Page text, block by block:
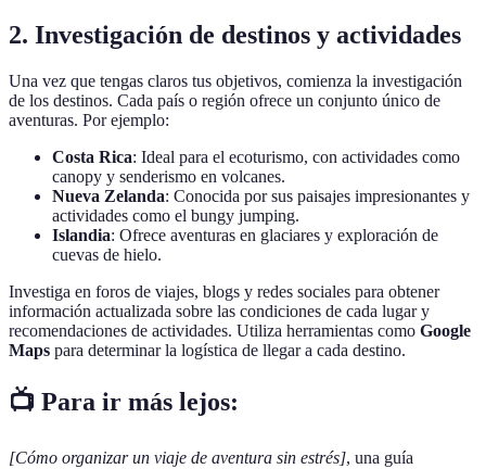
2. Investigación de destinos y actividades
Una vez que tengas claros tus objetivos, comienza la investigación
de los destinos. Cada país o región ofrece un conjunto único de
aventuras. Por ejemplo:
Costa Rica: Ideal para el ecoturismo, con actividades como
canopy y senderismo en volcanes.
Nueva Zelanda: Conocida por sus paisajes impresionantes y
actividades como el bungy jumping.
Islandia: Ofrece aventuras en glaciares y exploración de
cuevas de hielo.
Investiga en foros de viajes, blogs y redes sociales para obtener
información actualizada sobre las condiciones de cada lugar y
recomendaciones de actividades. Utiliza herramientas como Google
Maps para determinar la logística de llegar a cada destino.
📺 Para ir más lejos:
[Cómo organizar un viaje de aventura sin estrés], una guía